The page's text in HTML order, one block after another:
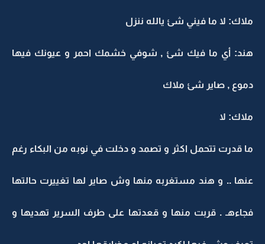
ملاك: لا ما فيني شئ يالله ننزل
هند: أي ما فيك شئ , شوفي خشمك احمر و عيونك فيها
دموع , صاير شئ ملاك
ملاك: لا
ما قدرت تتحمل اكثر و تصمد و دخلت في نوبه من البكاء رغم
عنها .. و هند مستغربه منها وش صاير لها تغييرت حالتها
فجاءهـ . قربت منها و قعدتها على طرف السرير تهديها و